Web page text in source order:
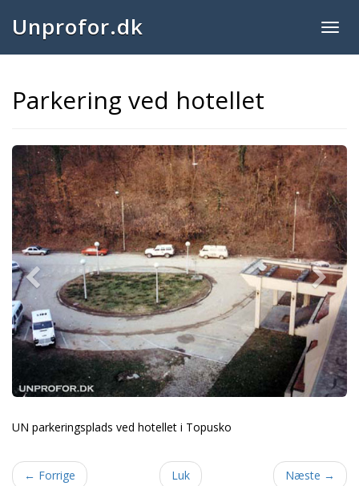
Unprofor.dk
Parkering ved hotellet
Previous Next
UN parkeringsplads ved hotellet i Topusko
← Forrige Luk Næste →